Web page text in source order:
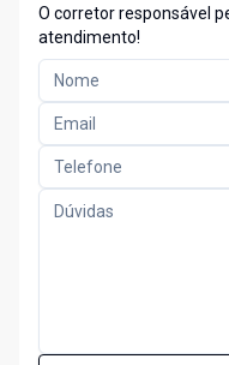
O corretor responsável
atendimento!